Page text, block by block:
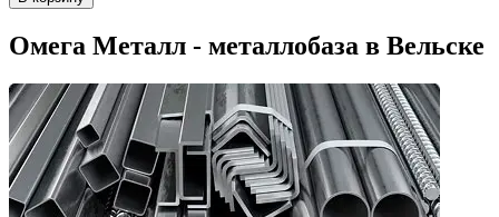
Омега Металл - металлобаза в Вельске